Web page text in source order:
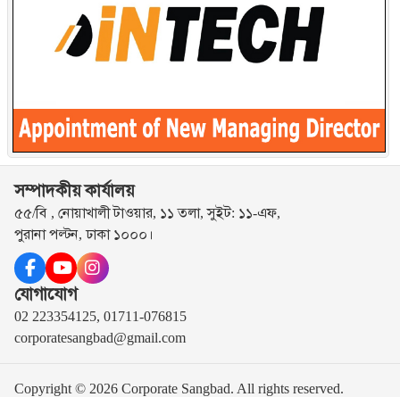
সম্পাদকীয় কার্যালয়
৫৫/বি , নোয়াখালী টাওয়ার, ১১ তলা, সুইট: ১১-এফ,
পুরানা পল্টন, ঢাকা ১০০০।
যোগাযোগ
02 223354125, 01711-076815
corporatesangbad@gmail.com
Copyright © 2026 Corporate Sangbad. All rights reserved.